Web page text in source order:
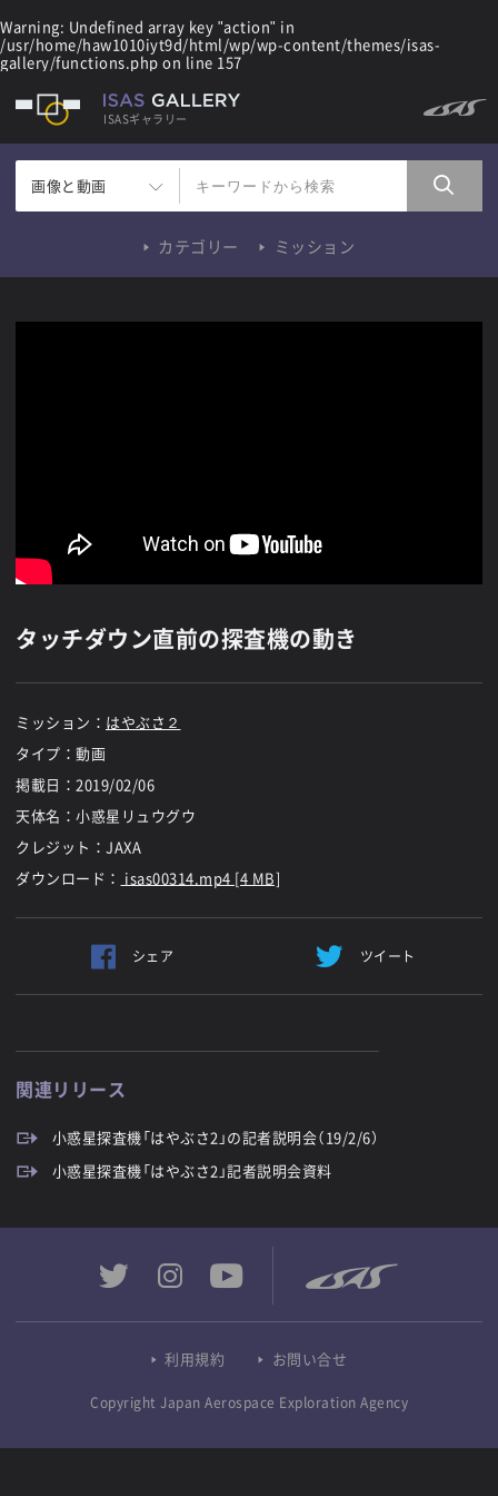
Warning: Undefined array key "action" in
/usr/home/haw1010iyt9d/html/wp/wp-content/themes/isas-
gallery/functions.php on line 157
ISASギャラリー
画像と動画
カテゴリー ミッション
タッチダウン直前の探査機の動き
ミッション： はやぶさ２
タイプ：動画
掲載日： 2019/02/06
天体名：小惑星リュウグウ
クレジット：JAXA
ダウンロード： isas00314.mp4 [4 MB]
シェア ツイート
関連リリース
小惑星探査機「はやぶさ2」の記者説明会（19/2/6）
小惑星探査機「はやぶさ2」記者説明会資料
利用規約 お問い合せ
Copyright Japan Aerospace Exploration Agency